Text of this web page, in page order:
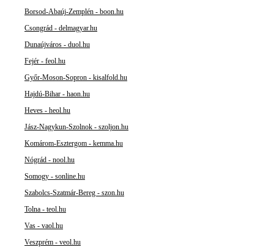
Borsod-Abaúj-Zemplén - boon.hu
Csongrád - delmagyar.hu
Dunaújváros - duol.hu
Fejér - feol.hu
Győr-Moson-Sopron - kisalfold.hu
Hajdú-Bihar - haon.hu
Heves - heol.hu
Jász-Nagykun-Szolnok - szoljon.hu
Komárom-Esztergom - kemma.hu
Nógrád - nool.hu
Somogy - sonline.hu
Szabolcs-Szatmár-Bereg - szon.hu
Tolna - teol.hu
Vas - vaol.hu
Veszprém - veol.hu